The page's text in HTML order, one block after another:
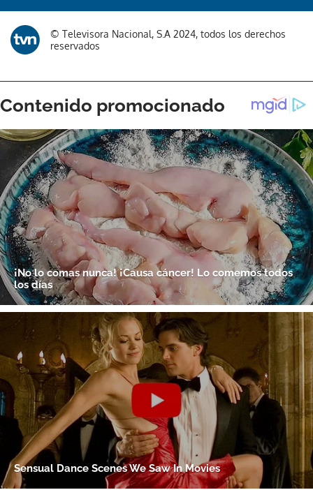
Gracias por suscribirte a nuestro boletín.
ACEPTAR
© Televisora Nacional, S.A 2024, todos los derechos
reservados